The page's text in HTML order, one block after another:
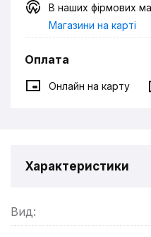
В наших фірмових
Магазини на карті
Оплата
Онлайн на карту
Характеристики
Вид: